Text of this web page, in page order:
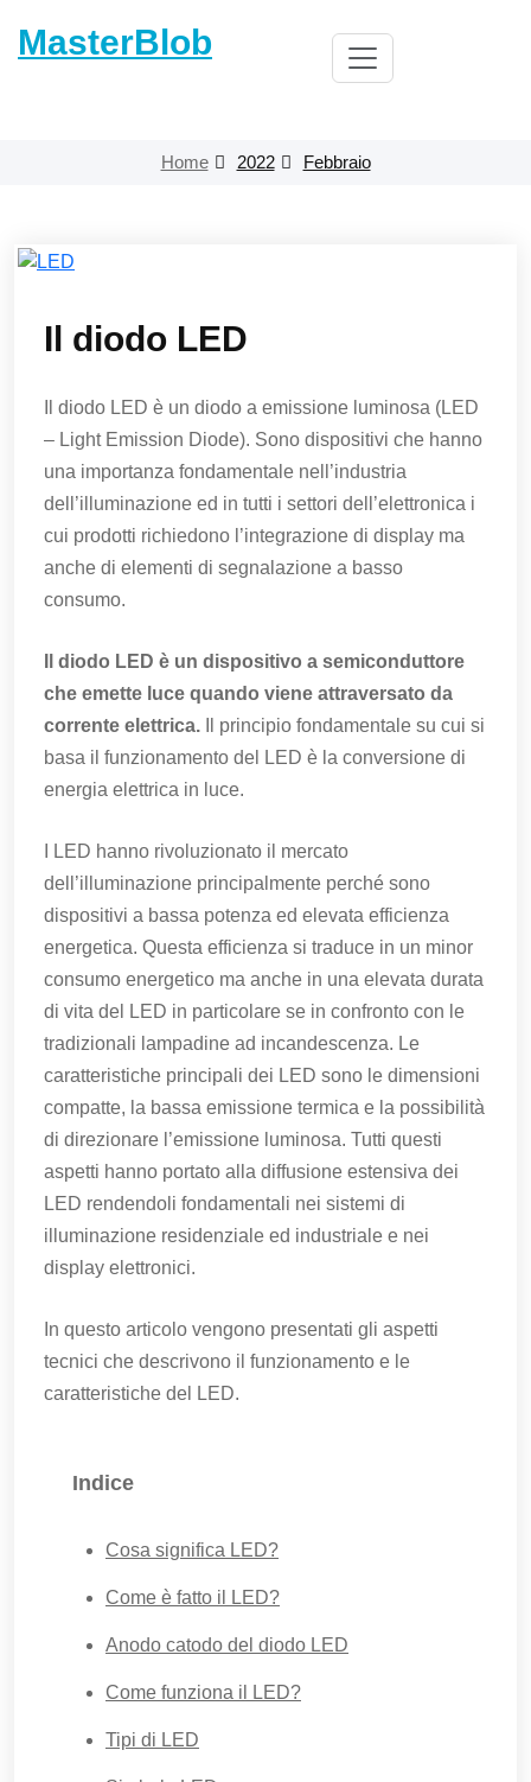
MasterBlob
Home 2022 Febbraio
Il diodo LED
Il diodo LED è un diodo a emissione luminosa (LED
– Light Emission Diode). Sono dispositivi che hanno
una importanza fondamentale nell’industria
dell’illuminazione ed in tutti i settori dell’elettronica i
cui prodotti richiedono l’integrazione di display ma
anche di elementi di segnalazione a basso
consumo.
Il diodo LED è un dispositivo a semiconduttore
che emette luce quando viene attraversato da
corrente elettrica. Il principio fondamentale su cui si
basa il funzionamento del LED è la conversione di
energia elettrica in luce.
I LED hanno rivoluzionato il mercato
dell’illuminazione principalmente perché sono
dispositivi a bassa potenza ed elevata efficienza
energetica. Questa efficienza si traduce in un minor
consumo energetico ma anche in una elevata durata
di vita del LED in particolare se in confronto con le
tradizionali lampadine ad incandescenza. Le
caratteristiche principali dei LED sono le dimensioni
compatte, la bassa emissione termica e la possibilità
di direzionare l’emissione luminosa. Tutti questi
aspetti hanno portato alla diffusione estensiva dei
LED rendendoli fondamentali nei sistemi di
illuminazione residenziale ed industriale e nei
display elettronici.
In questo articolo vengono presentati gli aspetti
tecnici che descrivono il funzionamento e le
caratteristiche del LED.
Indice
Cosa significa LED?
Come è fatto il LED?
Anodo catodo del diodo LED
Come funziona il LED?
Tipi di LED